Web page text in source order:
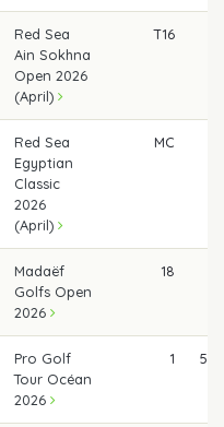
Red Sea
Ain Sokhna
Open 2026
(April)
T16
Red Sea
Egyptian
Classic
2026
(April)
MC
Madaëf
Golfs Open
2026
18
Pro Golf
Tour Océan
2026
1